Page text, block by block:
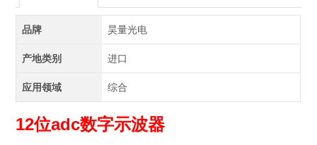
品牌 昊量光电
产地类别 进口
应用领域 综合
12位adc数字示波器